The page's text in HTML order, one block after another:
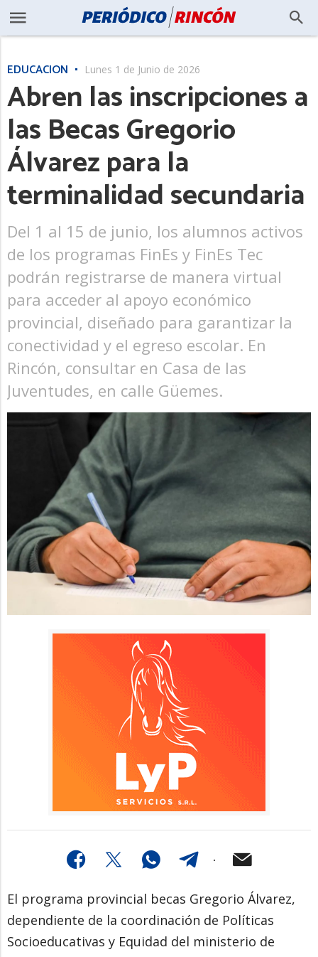
EDUCACIÓN Lunes 1 de Junio de 2026
Abren las inscripciones a
las Becas Gregorio
Álvarez para la
terminalidad secundaria
Del 1 al 15 de junio, los alumnos activos
de los programas FinEs y FinEs Tec
podrán registrarse de manera virtual
para acceder al apoyo económico
provincial, diseñado para garantizar la
conectividad y el egreso escolar. En
Rincón, consultar en Casa de las
Juventudes, en calle Güemes.
El programa provincial becas Gregorio Álvarez,
dependiente de la coordinación de Políticas
Socioeducativas y Equidad del ministerio de